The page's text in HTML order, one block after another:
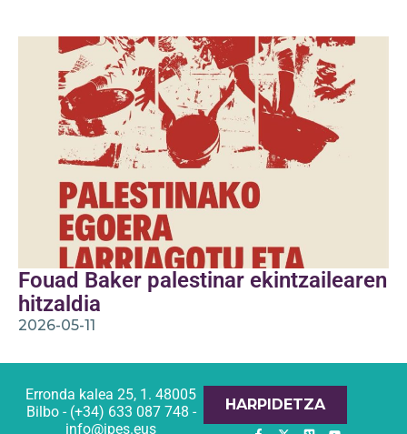
Fouad Baker palestinar ekintzailearen
hitzaldia
2026-05-11
Erronda kalea 25, 1. 48005
Bilbo - (+34) 633 087 748 -
info@ipes.eus
HARPIDETZA